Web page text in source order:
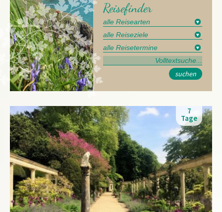
Reisefinder
suchen
7
Tage